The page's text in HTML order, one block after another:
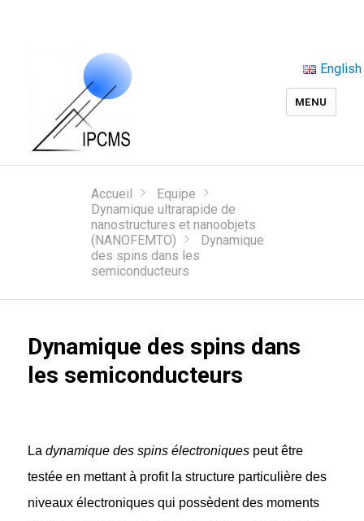
MENU
English
Accueil
Equipe
Dynamique ultrarapide de
nanostructures et nanoobjets
(NANOFEMTO)
Dynamique
des spins dans les
semiconducteurs
Dynamique des spins dans
les semiconducteurs
Ladynamique des spins électroniques peut être
testée en mettant à profit la structure particulière des
niveaux électroniques qui possèdent des moments